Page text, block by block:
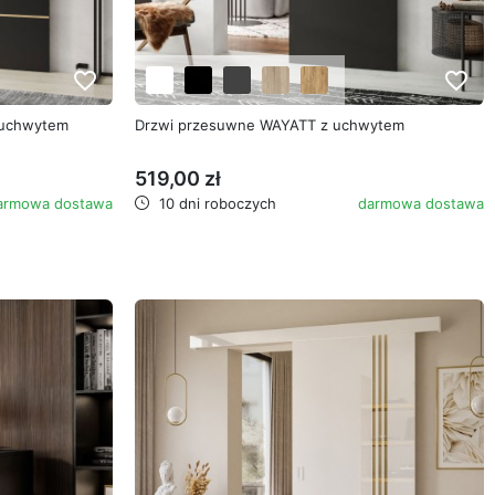
favorite_border
dostawa
favorite_border
Drzwi przesuwne WAYATT z uchwytem
519,00 zł
10 dni roboczych darmowa dostawa